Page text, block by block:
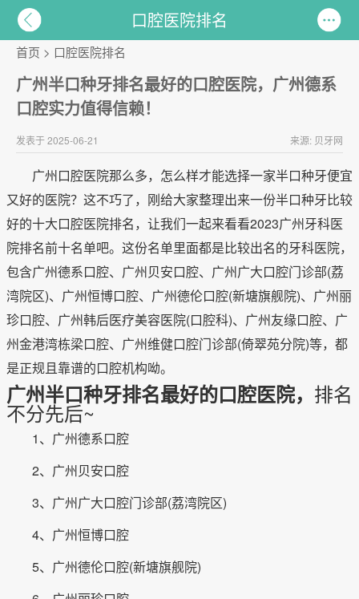
口腔医院排名
首页 > 口腔医院排名
广州半口种牙排名最好的口腔医院，广州德系
口腔实力值得信赖！
发表于 2025-06-21 来源: 贝牙网
广州口腔医院那么多，怎么样才能选择一家半口种牙便宜
又好的医院？这不巧了，刚给大家整理出来一份半口种牙比较
好的十大口腔医院排名，让我们一起来看看2023广州牙科医
院排名前十名单吧。这份名单里面都是比较出名的牙科医院，
包含广州德系口腔、广州贝安口腔、广州广大口腔门诊部(荔
湾院区)、广州恒博口腔、广州德伦口腔(新塘旗舰院)、广州丽
珍口腔、广州韩后医疗美容医院(口腔科)、广州友缘口腔、广
州金港湾栋梁口腔、广州维健口腔门诊部(倚翠苑分院)等，都
是正规且靠谱的口腔机构呦。
广州半口种牙排名最好的口腔医院， 排名
不分先后~
1、广州德系口腔
2、广州贝安口腔
3、广州广大口腔门诊部(荔湾院区)
4、广州恒博口腔
5、广州德伦口腔(新塘旗舰院)